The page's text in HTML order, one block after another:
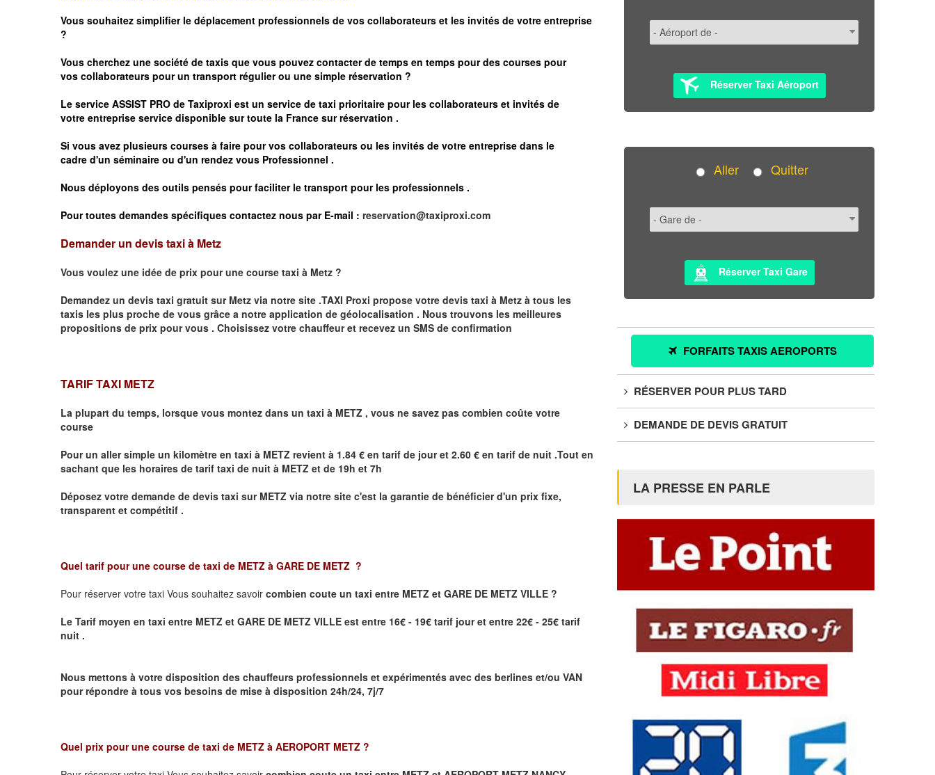
Vous souhaitez simplifier le déplacement professionnels de vos collaborateurs et les invités de votre entreprise
?
Vous cherchez une société de taxis que vous pouvez contacter de temps en temps pour des courses pour
vos collaborateurs pour un transport régulierou une simple réservation ?
Le service ASSIST PRO de Taxiproxi est un service de taxi prioritaire pour les collaborateurs et invités de
votre entreprise service disponible sur toute la France sur réservation .
Si vous avez plusieurs courses à faire pour vos collaborateurs ou les invités de votre entreprise dans le
cadre d'un séminaire ou d'un rendez vous Professionnel .
Nous déployons des outils pensés pour faciliter le transport pour les professionnels .
Pour toutes demandes spécifiques contactez nous par E-mail : reservation@taxiproxi.com
Demander un devis taxi à Metz
Vous voulez une idée de prix pour une course taxi à Metz ?
Demandez un devis taxi gratuit sur Metz via notre site .TAXI Proxi propose votre devis taxi à Metz à tous les
taxis les plus proche de vous grâce a notre application de géolocalisation . Nous trouvons les meilleures
propositions de prix pour vous . Choisissez votre chauffeur et recevez un SMS de confirmation
TARIF TAXI METZ
La plupart du temps, lorsque vous montez dans un taxi à METZ , vous ne savez pas combien coûte votre
course
Pour un aller simple un kilomètre en taxi à METZ revient à 1.84 € en tarif de jour et 2.60 € en tarif de nuit .Tout en
sachant que les horaires de tarif taxi de nuit à METZ et de 19h et 7h
Déposez votre demande de devis taxi sur METZ via notre site c'est la garantie de bénéficier d'un prix fixe,
transparent et compétitif .
Quel tarif pour une course de taxi de METZ à GARE DE METZ ?
Pour réserver votre taxi Vous souhaitez savoir combien coute un taxi entre METZ et GARE DE METZ VILLE ?
Le Tarif moyen en taxi entre METZ et GARE DE METZ VILLE est entre 16€ - 19€ tarif jour et entre 22€ - 25€ tarif
nuit .
Nous mettons à votre disposition des chauffeurs professionnels et expérimentés avec des berlines et/ou VAN
pour répondre à tous vos besoins de mise à disposition 24h/24, 7j/7
Quel prix pour une course de taxi de METZ à AEROPORT METZ ?
Réserver Taxi Aéroport
Aller Quitter
Réserver Taxi Gare
FORFAITS TAXIS AEROPORTS
RÉSERVER POUR PLUS TARD
DEMANDE DE DEVIS GRATUIT
LA PRESSE EN PARLE